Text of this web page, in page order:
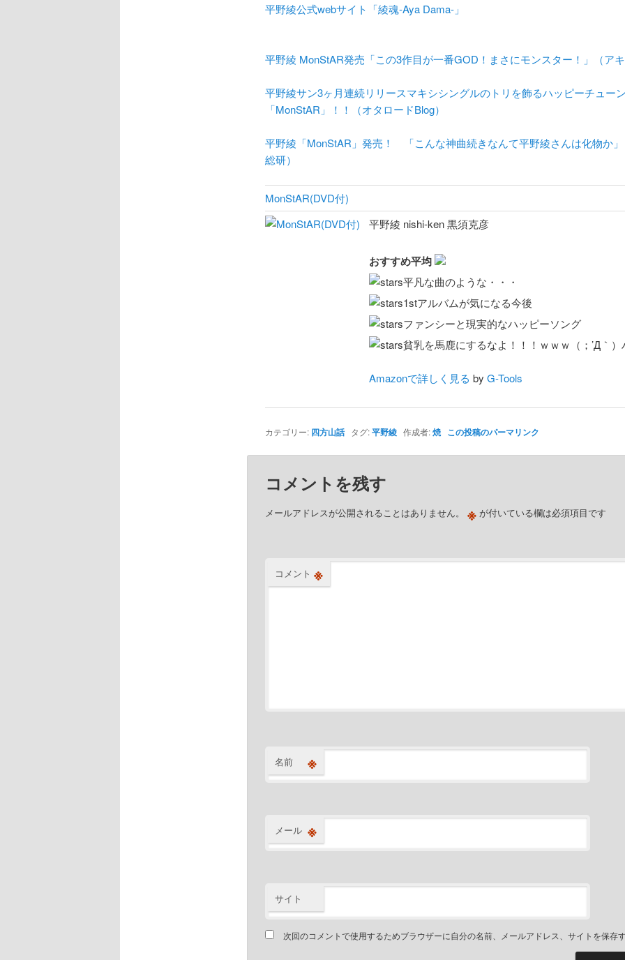
平野綾公式webサイト「綾魂-Aya Dama-」
平野綾 MonStAR発売「この3作目が一番GOD！まさにモンスター！」（ア
平野綾サン3ヶ月連続リリースマキシシングルのトリを飾るハッピーチュー
「MonStAR」！！（オタロードBlog）
平野綾「MonStAR」発売！ 「こんな神曲続きなんて平野綾さんは化物か
総研）
MonStAR(DVD付)
平野綾 nishi-ken 黒須克彦
おすすめ平均
平凡な曲のような・・・
1stアルバムが気になる今後
ファンシーと現実的なハッピーソング
貧乳を馬鹿にするなよ！！！ｗｗｗ（；’Д｀）
Amazonで詳しく見る by G-Tools
カテゴリー: 四方山話タグ:平野綾作成者:焼 この投稿のパーマリンク
コメントを残す
メールアドレスが公開されることはありません。 ※が付いている欄は必須項目です
コメント ※
名前 ※
メール ※
サイト
次回のコメントで使用するためブラウザーに自分の名前、メールアドレス、サイトを保存